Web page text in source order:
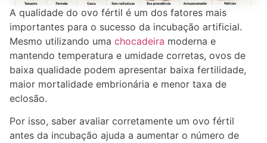
A qualidade do ovo fértil é um dos fatores mais
importantes para o sucesso da incubação artificial.
Mesmo utilizando uma chocadeira moderna e
mantendo temperatura e umidade corretas, ovos de
baixa qualidade podem apresentar baixa fertilidade,
maior mortalidade embrionária e menor taxa de
eclosão.
Por isso, saber avaliar corretamente um ovo fértil
antes da incubação ajuda a aumentar o número de